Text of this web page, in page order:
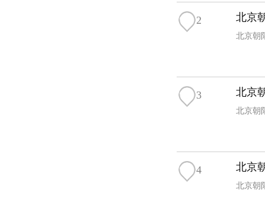
2 北京
北京朝
3 北京
北京朝
4 北京
北京朝